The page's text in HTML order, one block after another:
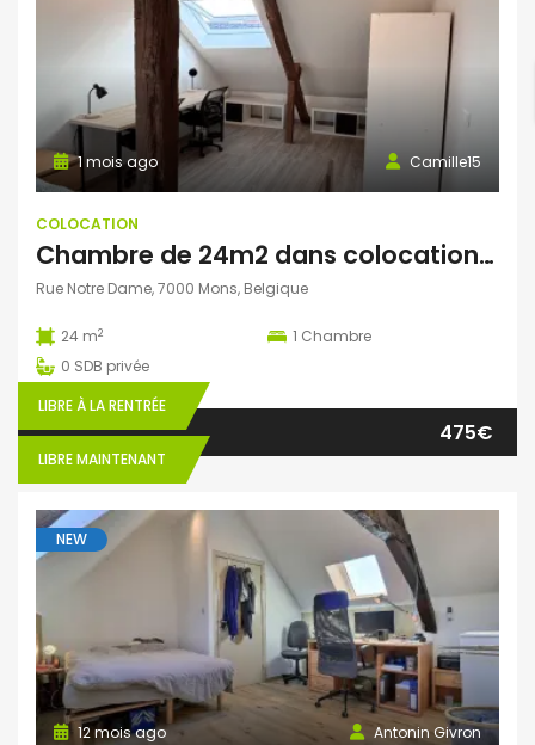
Camille15
1 mois ago
COLOCATION
Chambre de 24m2 dans colocation au cœur de Mons
Rue Notre Dame, 7000 Mons, Belgique
24 m2 1 Chambre
0 SDB privée
LIBRE À LA RENTRÉE
LIBRE MAINTENANT
475€
NEW
Antonin Givron
12 mois ago